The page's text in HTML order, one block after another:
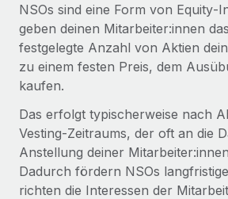
Gründung von Niederlassungen
Schnelle, rechtssichere Gründung
Niederlassungen
Mobilität und Relocation
Mühelose Relocation von
Benefits
Mühelose Verwaltung von Benefits
Revolution des Enterprise
Managements – die
globalen Content-Agentur mit
Auf einen Blick Erfahre mehr über die
Transformation einer weltweit
Mehr erfahren
Contractor Management
Steuern
Den Blog erkunden
BLOG
Neues zu Remote-Produkten:
Gusto und Zero und
NSOs sind eine Form von
geben deinen Mitarbeiter:innen
festgelegte Anzahl von Aktien
zu einem festen Preis, dem
kaufen.
Das erfolgt typischerweise nach
Vesting‑Zeitraums, der oft an die
Anstellung deiner
Dadurch fördern NSOs
richten die Interessen der